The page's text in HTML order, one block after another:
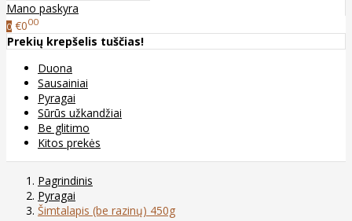
Mano paskyra
0 €000
Prekių krepšelis tuščias!
Duona
Sausainiai
Pyragai
Sūrūs užkandžiai
Be glitimo
Kitos prekės
Pagrindinis
Pyragai
Šimtalapis (be razinų) 450g